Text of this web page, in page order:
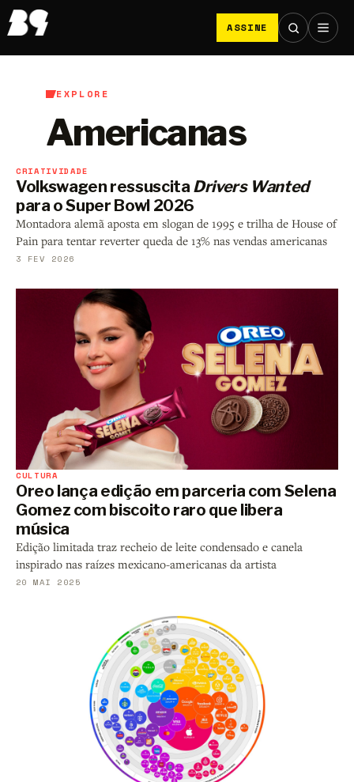
ASSINE
EXPLORE
Americanas
CRIATIVIDADE
Volkswagen ressuscita Drivers Wanted
para o Super Bowl 2026
Montadora alemã aposta em slogan de 1995 e trilha de House of
Pain para tentar reverter queda de 13% nas vendas americanas
3 FEV 2026
CULTURA
Oreo lança edição em parceria com Selena
Gomez com biscoito raro que libera
música
Edição limitada traz recheio de leite condensado e canela
inspirado nas raízes mexicano-americanas da artista
20 MAI 2025